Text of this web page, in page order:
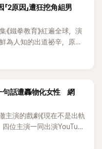
紅極一時，由李智惠、徐
Kim 兩位男成員組成。不
，甚至傳出徐智英母親對
團體於 2002 年解散。 團
藝與歌唱實力持續活躍演
也與 李尚敏 的賞識有關。
男友結婚，婚後育有兩個
破百萬訂閱，近年內容深
2原因」遭狂挖角組男
鐵拳教育》紅遍全球，演
為人知的出道祕辛，原來
是成為男團偶像的一員。
句話遭轟物化女性 網
主演的戲劇《現在不是出軌
位主演一同出演YouTube
掀起爭議。不少網友認